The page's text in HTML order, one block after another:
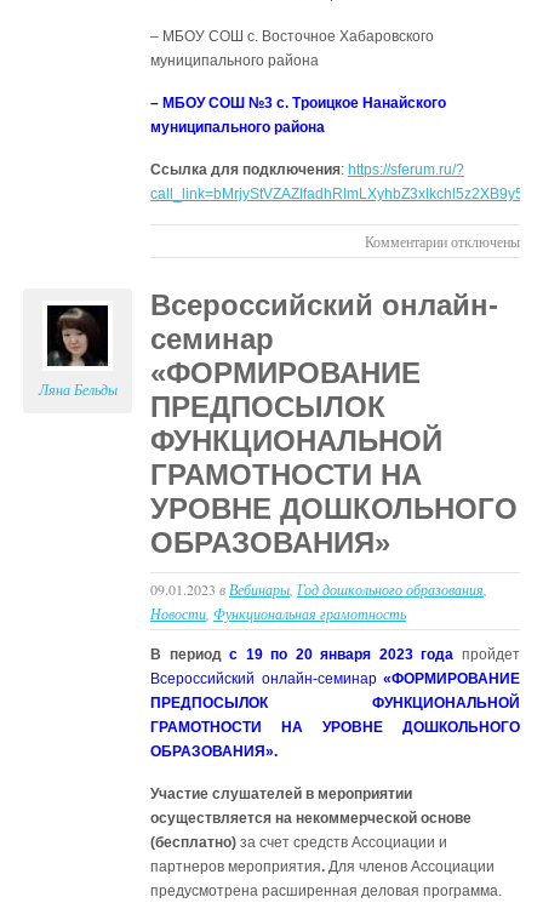
– МБОУ СОШ с. Восточное Хабаровского
муниципального района
– МБОУ СОШ №3 с. Троицкое Нанайского
муниципального района
Ссылка для подключения: https://sferum.ru/?
Комментариик
записи
вебинар
–
отключены
Ляна Бельды
Всероссийский онлайн-
семинар
«ФОРМИРОВАНИЕ
ПРЕДПОСЫЛОК
ФУНКЦИОНАЛЬНОЙ
ГРАМОТНОСТИ НА
УРОВНЕ ДОШКОЛЬНОГО
ОБРАЗОВАНИЯ»
09.01.2023 в Вебинары Год дошкольного образования
Новости Функциональная грамотность
В периодс 19 по 20 января 2023 года пройдет
Всероссийский онлайн-семинар «ФОРМИРОВАНИЕ
ПРЕДПОСЫЛОК ФУНКЦИОНАЛЬНОЙ
ГРАМОТНОСТИ НА УРОВНЕ ДОШКОЛЬНОГО
ОБРАЗОВАНИЯ».
Участие слушателей в мероприятии
осуществляется на некоммерческой основе
(бесплатно) за счет средств Ассоциации и
партнеров мероприятия. Для членов Ассоциации
предусмотрена расширенная деловая программа.